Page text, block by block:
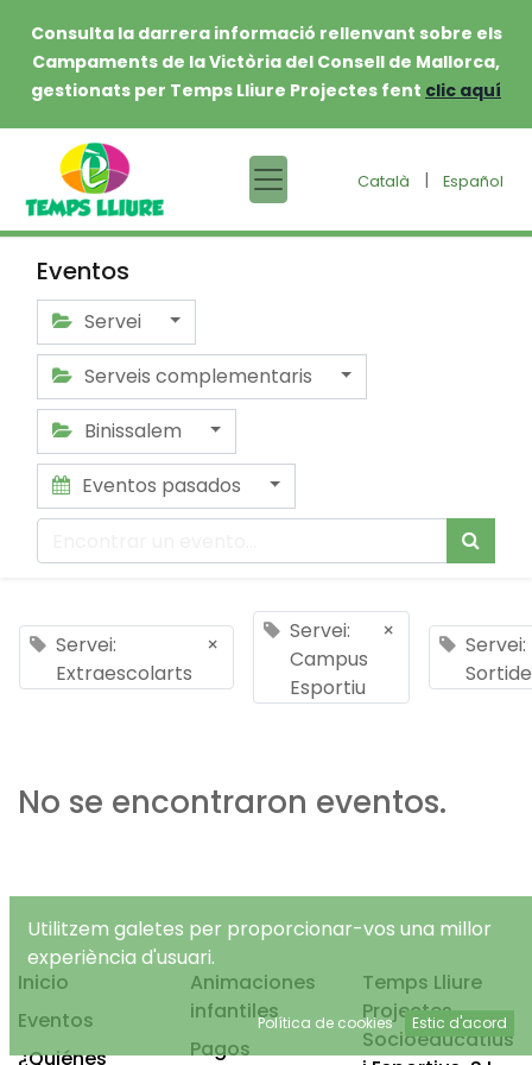
Consulta la darrera informació rellenvant sobre els
Campaments de la Victòria del Consell de Mallorca,
gestionats per Temps Lliure Projectes fent clic aquí
Català | Español
Eventos
Servei
Serveis complementaris
Binissalem
Eventos pasados
Servei:
Extraescolarts
×
Servei:
Campus
Esportiu
×
Servei:
No se encontraron eventos.
Inicio
Eventos
¿Quiénes
Animaciones
infantiles
Pagos
Temps Lliure
Projectes
Socioeducatius
Utilitzem galetes per proporcionar-vos una millor
experiència d'usuari.
Política de cookies Estic d'acord